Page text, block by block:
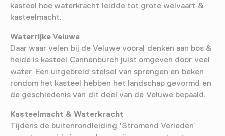
kasteel hoe waterkracht leidde tot grote welvaart &
kasteelmacht.
Waterrijke Veluwe
Daar waar velen bij de Veluwe vooral denken aan bos &
heide is kasteel Cannenburch juist omgeven door veel
water. Een uitgebreid stelsel van sprengen en beken
rondom het kasteel hebben het landschap gevormd en
de geschiedenis van dit deel van de Veluwe bepaald.
Kasteelmacht & Waterkracht
Tijdens de buitenrondleiding 'Stromend Verleden’